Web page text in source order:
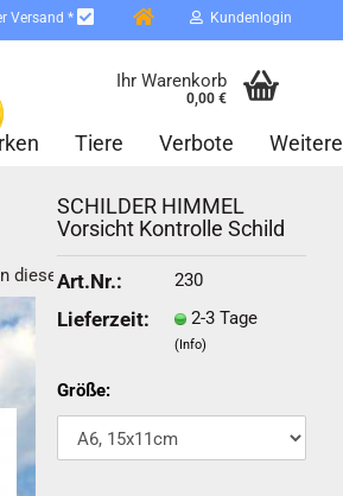
Versand * Kundenlogin
vergessen?
Schnelle Anmeldung mit
Ihr Warenkorb
0,00 €
Tiere Verbote Weitere
dieser Kategorie
SCHILDER HIMMEL
Vorsicht Kontrolle Schild
Art.Nr.: 230
Lieferzeit: 2-3 Tage
(Info)
Größe: